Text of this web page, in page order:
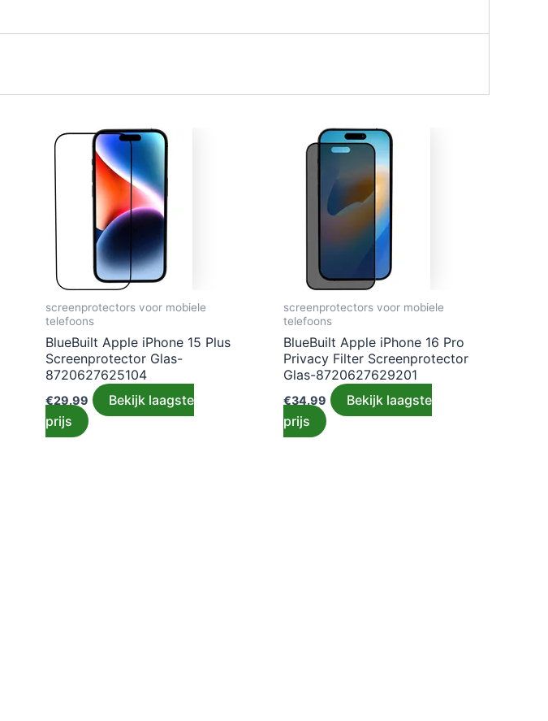
screenprotectors voor mobiele
telefoons
BlueBuilt Apple iPhone 15 Plus
Screenprotector Glas-
8720627625104
€29.99
Bekijk laagste
prijs
screenprotectors voor mobiele
telefoons
BlueBuilt Apple iPhone 16 Pro
Privacy Filter Screenprotector
Glas-8720627629201
€34.99
Bekijk laagste
prijs